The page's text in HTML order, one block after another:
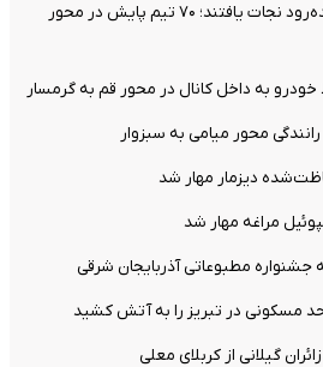
۴ نفر از غرق‌شدگی در زاینده‌رود نجات یافتند؛ ۷۰ تیم پایش در محور
دیزمار مهار شد
مراغه مهار شد
جشنواره مطبوعاتی آذربایجان شرقی
مسکونی در تبریز را به آتش کشید